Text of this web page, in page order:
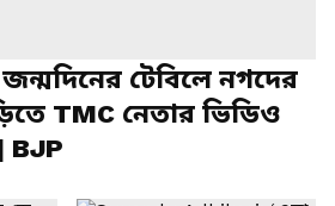
টেবিলে নগদের
TMC নেতার ভিডিও
BJP